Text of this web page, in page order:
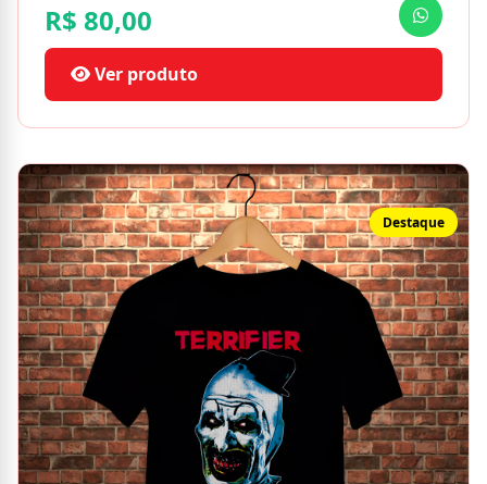
R$ 80,00
Ver produto
Destaque